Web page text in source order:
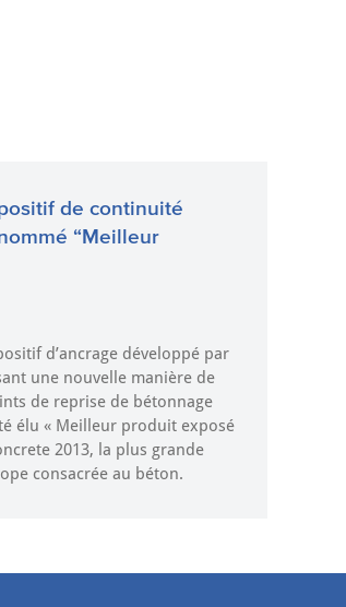
de continuité
“Meilleur
d’ancrage développé par
une nouvelle manière de
de reprise de bétonnage
élu « Meilleur produit exposé
2013, la plus grande
consacrée au béton.